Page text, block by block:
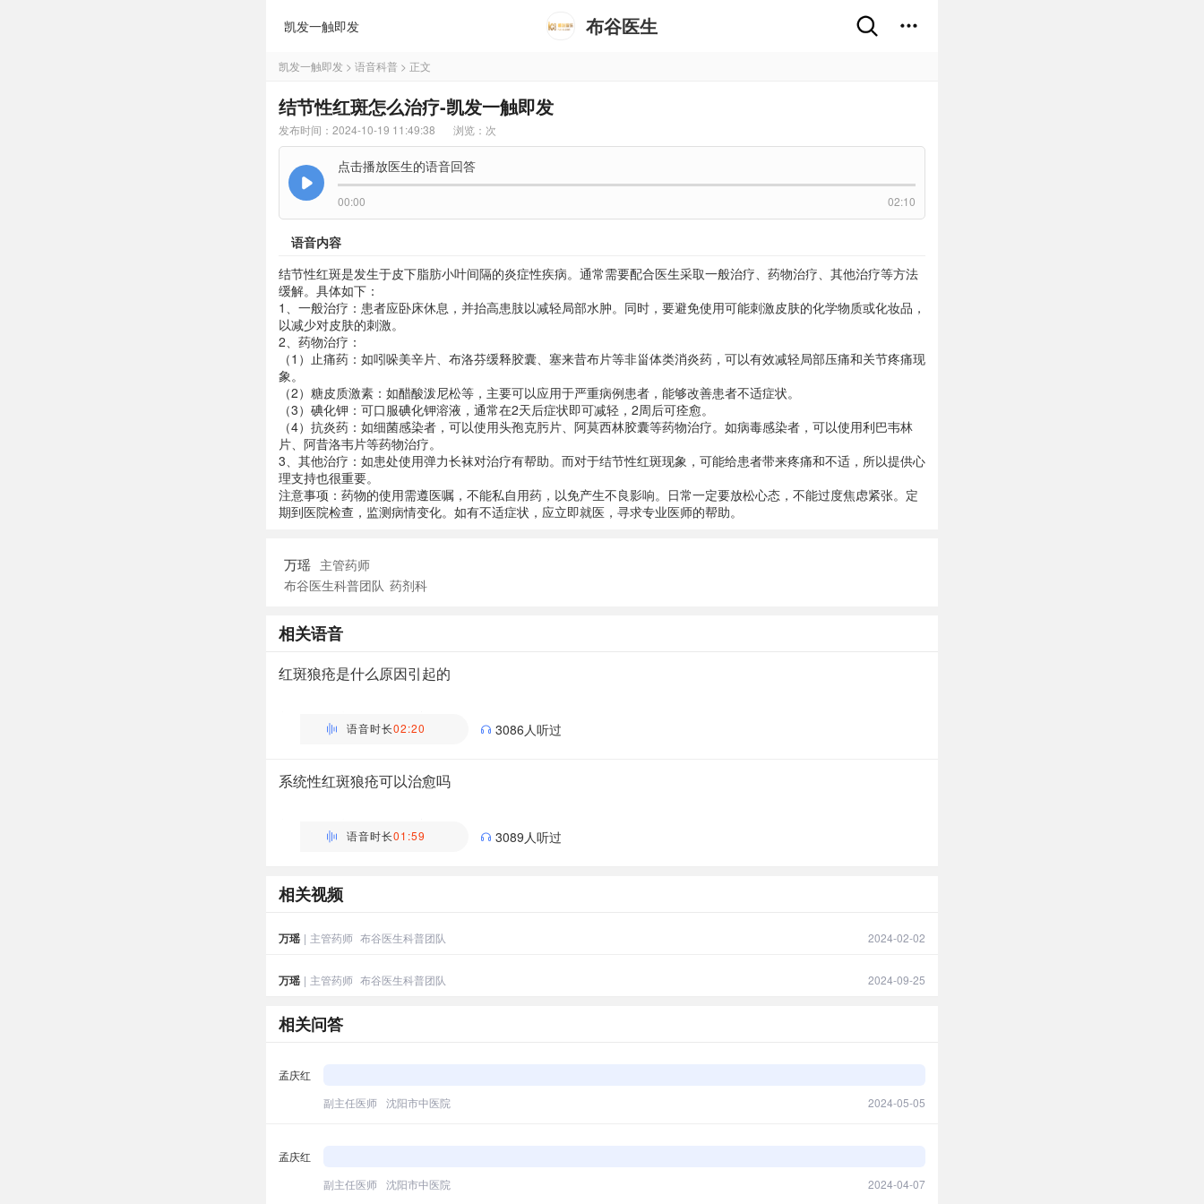
凯发一触即发 布谷医生
凯发一触即发 > 语音科普 > 正文
结节性红斑怎么治疗-凯发一触即发
发布时间：2024-10-19 11:49:38 浏览： 次
点击播放医生的语音回答
00:00 02:10
语音内容
结节性红斑是发生于皮下脂肪小叶间隔的炎症性疾病。通常需要配合医生采取一般治疗、药物治疗、其他治疗等方法
缓解。具体如下：
1、一般治疗：患者应卧床休息，并抬高患肢以减轻局部水肿。同时，要避免使用可能刺激皮肤的化学物质或化妆品，
以减少对皮肤的刺激。
2、药物治疗：
（1）止痛药：如吲哚美辛片、布洛芬缓释胶囊、塞来昔布片等非甾体类消炎药，可以有效减轻局部压痛和关节疼痛现
象。
（2）糖皮质激素：如醋酸泼尼松等，主要可以应用于严重病例患者，能够改善患者不适症状。
（3）碘化钾：可口服碘化钾溶液，通常在2天后症状即可减轻，2周后可痊愈。
（4）抗炎药：如细菌感染者，可以使用头孢克肟片、阿莫西林胶囊等药物治疗。如病毒感染者，可以使用利巴韦林
片、阿昔洛韦片等药物治疗。
3、其他治疗：如患处使用弹力长袜对治疗有帮助。而对于结节性红斑现象，可能给患者带来疼痛和不适，所以提供心
理支持也很重要。
注意事项：药物的使用需遵医嘱，不能私自用药，以免产生不良影响。日常一定要放松心态，不能过度焦虑紧张。定
期到医院检查，监测病情变化。如有不适症状，应立即就医，寻求专业医师的帮助。
万瑶 主管药师
布谷医生科普团队 药剂科
相关语音
红斑狼疮是什么原因引起的
语音时长02:20 3086人听过
系统性红斑狼疮可以治愈吗
语音时长01:59 3089人听过
相关视频
万瑶 | 主管药师 布谷医生科普团队 2024-02-02
万瑶 | 主管药师 布谷医生科普团队 2024-09-25
相关问答
孟庆红
副主任医师 沈阳市中医院 2024-05-05
孟庆红
副主任医师 沈阳市中医院 2024-04-07